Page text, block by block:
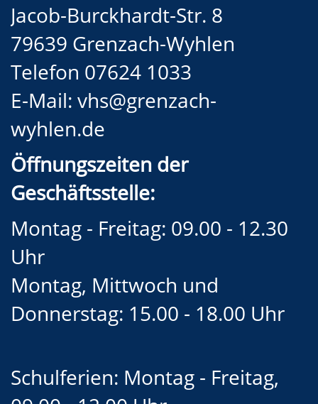
Jacob-Burckhardt-Str. 8
79639 Grenzach-Wyhlen
Telefon 07624 1033
E-Mail: vhs@grenzach-
wyhlen.de
Öffnungszeiten der
Geschäftsstelle:
Montag - Freitag: 09.00 - 12.30
Uhr
Montag, Mittwoch und
Donnerstag: 15.00 - 18.00 Uhr
Schulferien: Montag - Freitag,